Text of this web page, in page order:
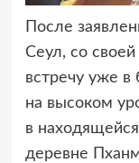
После
Сеул, со
встречу уже
на высоком
в
деревне